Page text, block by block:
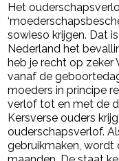
Het
sowieso krijgen. Dat
Nederland het
heb je recht op zeker
vanaf de
moeders in principe
verlof tot en met de
Kersverse ouders
ouderschapsverlof.
gebruikmaken, wordt